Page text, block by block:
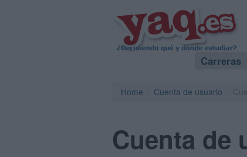
Carreras
Home Cuenta de usuario
Cuenta de